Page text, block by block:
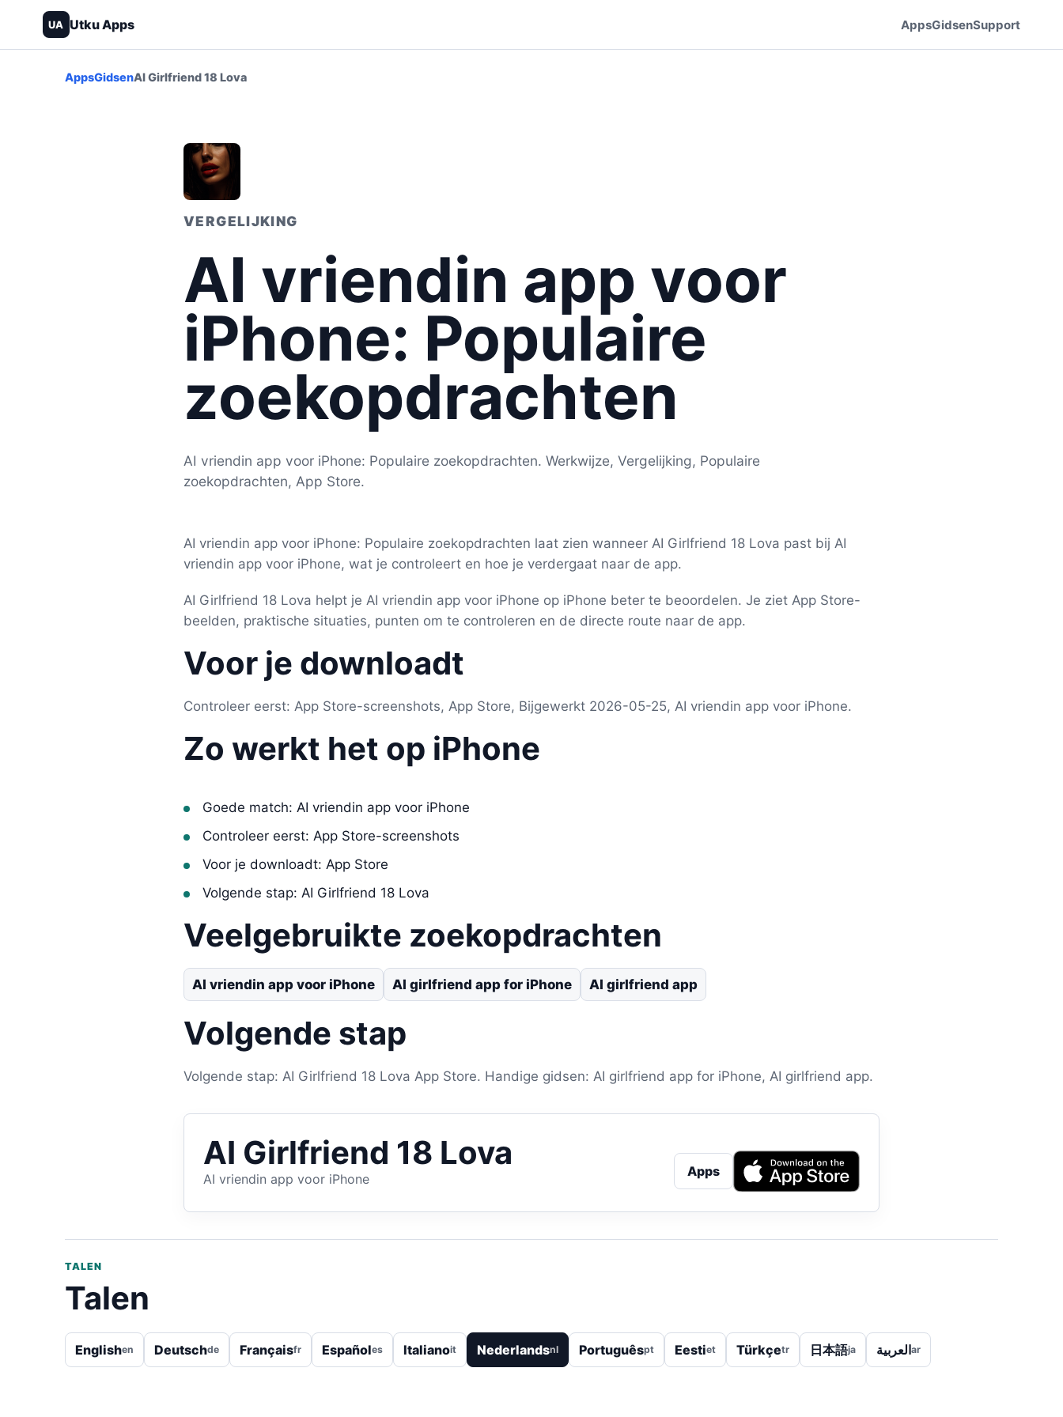
UA Utku Apps AppsGidsenSupport
AppsGidsenAI Girlfriend 18 Lova
VERGELIJKING
AI vriendin app voor
iPhone: Populaire
zoekopdrachten
AI vriendin app voor iPhone: Populaire zoekopdrachten. Werkwijze, Vergelijking, Populaire
zoekopdrachten, App Store.
AI vriendin app voor iPhone: Populaire zoekopdrachten laat zien wanneer AI Girlfriend 18 Lova past bij AI
vriendin app voor iPhone, wat je controleert en hoe je verdergaat naar de app.
AI Girlfriend 18 Lova helpt je AI vriendin app voor iPhone op iPhone beter te beoordelen. Je ziet App Store-
beelden, praktische situaties, punten om te controleren en de directe route naar de app.
Voor je downloadt
Controleer eerst: App Store-screenshots, App Store, Bijgewerkt 2026-05-25, AI vriendin app voor iPhone.
Zo werkt het op iPhone
Goede match: AI vriendin app voor iPhone
Controleer eerst: App Store-screenshots
Voor je downloadt: App Store
Volgende stap: AI Girlfriend 18 Lova
Veelgebruikte zoekopdrachten
AI vriendin app voor iPhone AI girlfriend app for iPhone AI girlfriend app
Volgende stap
Volgende stap: AI Girlfriend 18 Lova App Store. Handige gidsen: AI girlfriend app for iPhone, AI girlfriend app.
AI Girlfriend 18 Lova
AI vriendin app voor iPhone Apps
TALEN
Talen
Englishen Deutschde Françaisfr Españoles Italianoit Nederlandsnl Portuguêspt Eestiet Türkçetr 日本語ja العربيةar